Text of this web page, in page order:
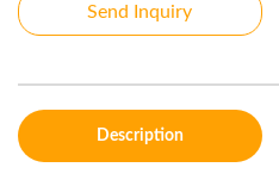
Send Inquiry
Description